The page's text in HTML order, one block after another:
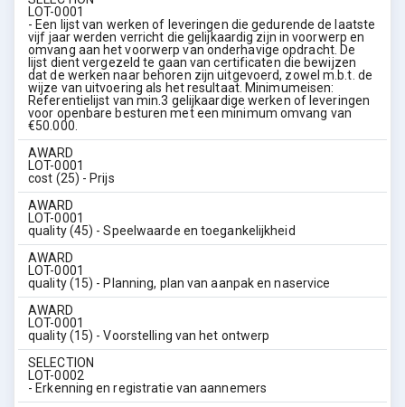
LOT-0001
- Een lijst van werken of leveringen die gedurende de laatste
vijf jaar werden verricht die gelijkaardig zijn in voorwerp en
omvang aan het voorwerp van onderhavige opdracht. De
lijst dient vergezeld te gaan van certificaten die bewijzen
dat de werken naar behoren zijn uitgevoerd, zowel m.b.t. de
wijze van uitvoering als het resultaat. Minimumeisen:
Referentielijst van min.3 gelijkaardige werken of leveringen
voor openbare besturen met een minimum omvang van
€50.000.
AWARD
LOT-0001
cost (25) - Prijs
AWARD
LOT-0001
quality (45) - Speelwaarde en toegankelijkheid
AWARD
LOT-0001
quality (15) - Planning, plan van aanpak en naservice
AWARD
LOT-0001
quality (15) - Voorstelling van het ontwerp
SELECTION
LOT-0002
- Erkenning en registratie van aannemers